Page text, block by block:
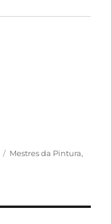
Categorias
Mestres da Pintura,